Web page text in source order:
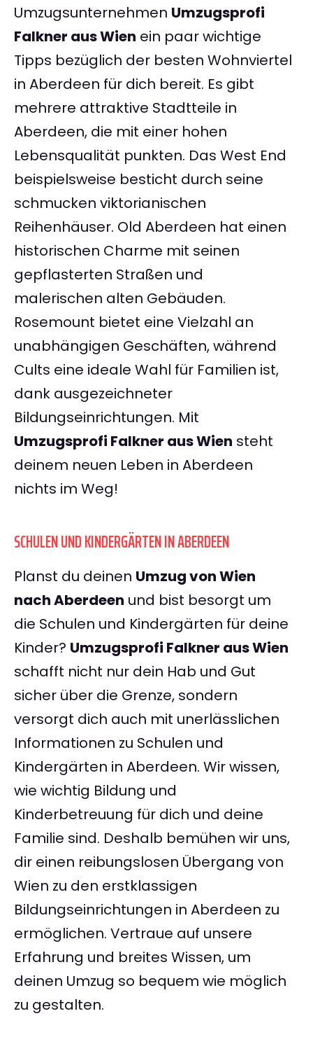
Umzugsunternehmen Umzugsprofi
Falkner aus Wien ein paar wichtige
Tipps bezüglich der besten Wohnviertel
in Aberdeen für dich bereit. Es gibt
mehrere attraktive Stadtteile in
Aberdeen, die mit einer hohen
Lebensqualität punkten. Das West End
beispielsweise besticht durch seine
schmucken viktorianischen
Reihenhäuser. Old Aberdeen hat einen
historischen Charme mit seinen
gepflasterten Straßen und
malerischen alten Gebäuden.
Rosemount bietet eine Vielzahl an
unabhängigen Geschäften, während
Cults eine ideale Wahl für Familien ist,
dank ausgezeichneter
Bildungseinrichtungen. Mit
Umzugsprofi Falkner aus Wien steht
deinem neuen Leben in Aberdeen
nichts im Weg!
SCHULEN UND KINDERGÄRTEN IN ABERDEEN
Planst du deinen Umzug von Wien
nach Aberdeen und bist besorgt um
die Schulen und Kindergärten für deine
Kinder? Umzugsprofi Falkner aus Wien
schafft nicht nur dein Hab und Gut
sicher über die Grenze, sondern
versorgt dich auch mit unerlässlichen
Informationen zu Schulen und
Kindergärten in Aberdeen. Wir wissen,
wie wichtig Bildung und
Kinderbetreuung für dich und deine
Familie sind. Deshalb bemühen wir uns,
dir einen reibungslosen Übergang von
Wien zu den erstklassigen
Bildungseinrichtungen in Aberdeen zu
ermöglichen. Vertraue auf unsere
Erfahrung und breites Wissen, um
deinen Umzug so bequem wie möglich
zu gestalten.